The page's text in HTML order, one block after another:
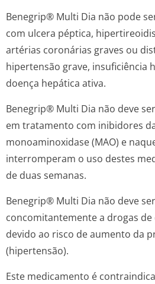
Benegrip® Multi Dia não pode
com ulcera péptica,
artérias coronárias graves ou
hipertensão grave, insuficiência
doença hepática ativa.
Benegrip® Multi Dia não deve
em tratamento com inibidores
monoaminoxidase (MAO) e
interromperam o uso destes
de duas semanas.
Benegrip® Multi Dia não deve
concomitantemente a drogas
devido ao risco de aumento da
(hipertensão).
Este medicamento é